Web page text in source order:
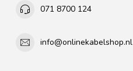
071 8700 124
info@onlinekabelshop.nl